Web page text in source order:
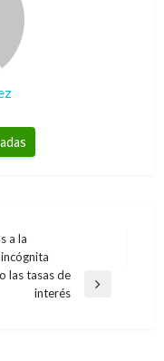
a la
las tasas de
interés